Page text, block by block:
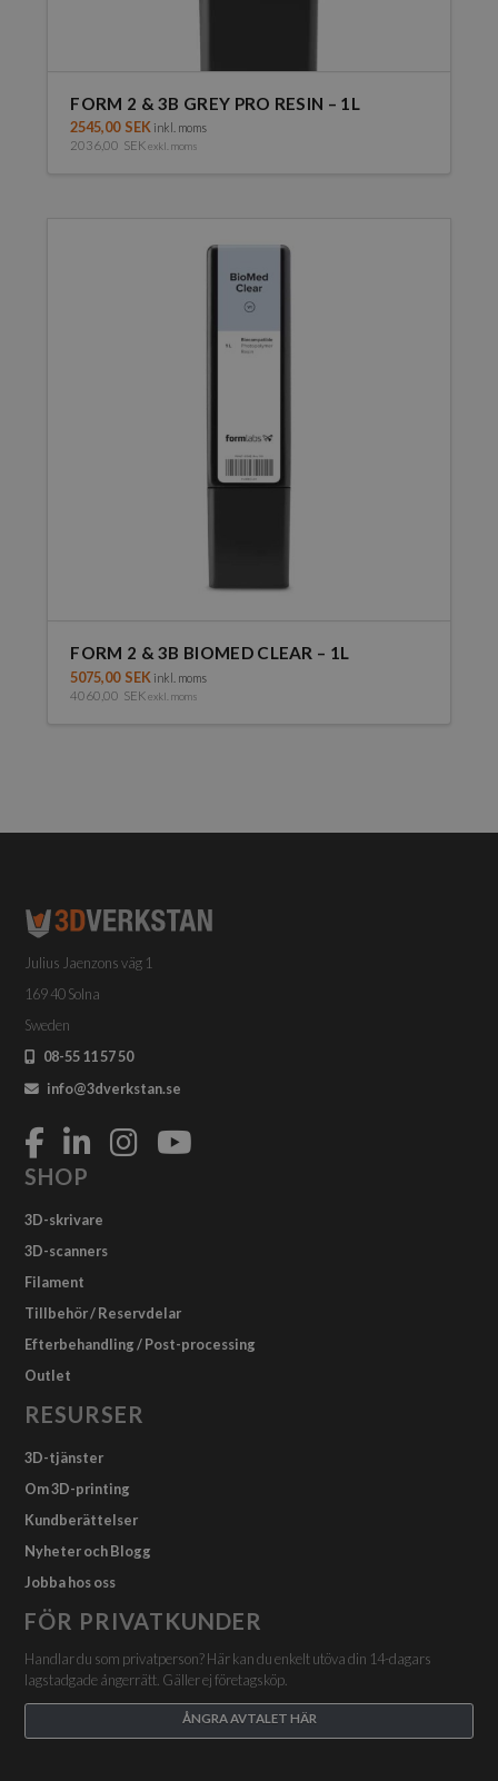
FORM 2 & 3B GREY PRO RESIN – 1L
2545,00 SEK inkl. moms
2036,00 SEK exkl. moms
FORM 2 & 3B BIOMED CLEAR – 1L
5075,00 SEK inkl. moms
4060,00 SEK exkl. moms
Julius Jaenzons väg 1
169 40 Solna
Sweden
08-55 11 57 50
info@3dverkstan.se
SHOP
3D-skrivare
3D-scanners
Filament
Tillbehör / Reservdelar
Efterbehandling / Post-processing
Outlet
RESURSER
3D-tjänster
Om 3D-printing
Kundberättelser
Nyheter och Blogg
Jobba hos oss
FÖR PRIVATKUNDER
Handlar du som privatperson? Här kan du enkelt utöva din 14-dagars
lagstadgade ångerrätt. Gäller ej företagsköp.
ÅNGRA AVTALET HÄR